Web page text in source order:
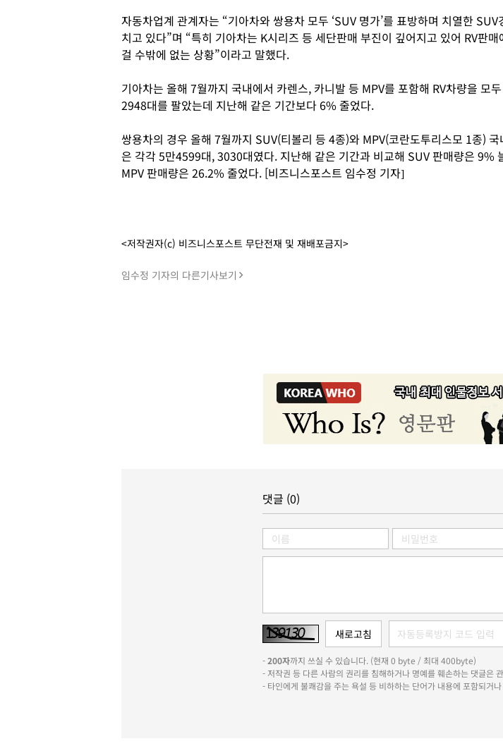
자동차업계 관계자는 “기아차와 쌍용차 모두 ‘SUV 명가’를 표방하며 치열한 SUV
치고 있다”며 “특히 기아차는 K시리즈 등 세단판매 부진이 깊어지고 있어 RV판매
걸 수밖에 없는 상황”이라고 말했다.
기아차는 올해 7월까지 국내에서 카렌스, 카니발 등 MPV를 포함해 RV차량을 모
2948대를 팔았는데 지난해 같은 기간보다 6% 줄었다.
쌍용차의 경우 올해 7월까지 SUV(티볼리 등 4종)와 MPV(코란도투리스모 1종)
은 각각 5만4599대, 3030대였다. 지난해 같은 기간과 비교해 SUV 판매량은 9%
MPV 판매량은 26.2% 줄었다. [비즈니스포스트 임수정 기자]
<저작권자(c) 비즈니스포스트 무단전재 및 재배포금지>
임수정 기자의 다른기사보기
댓글 (0)
-200자까지 쓰실 수 있습니다. (현재 0 byte / 최대 400byte)
- 저작권 등 다른 사람의 권리를 침해하거나 명예를 훼손하는 댓글은
- 타인에게 불쾌감을 주는 욕설 등 비하하는 단어가 내용에 포함되거